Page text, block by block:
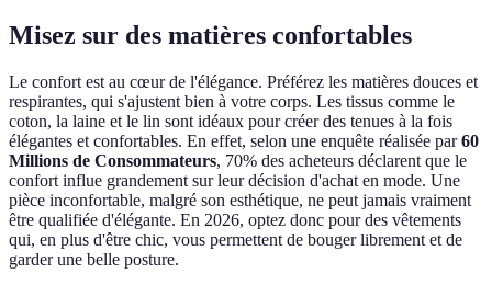
Misez sur des matières confortables
Le confort est au cœur de l'élégance. Préférez les matières douces et
respirantes, qui s'ajustent bien à votre corps. Les tissus comme le
coton, la laine et le lin sont idéaux pour créer des tenues à la fois
élégantes et confortables. En effet, selon une enquête réalisée par60
Millions de Consommateurs, 70% des acheteurs déclarent que le
confort influe grandement sur leur décision d'achat en mode. Une
pièce inconfortable, malgré son esthétique, ne peut jamais vraiment
être qualifiée d'élégante. En 2026, optez donc pour des vêtements
qui, en plus d'être chic, vous permettent de bouger librement et de
garder une belle posture.